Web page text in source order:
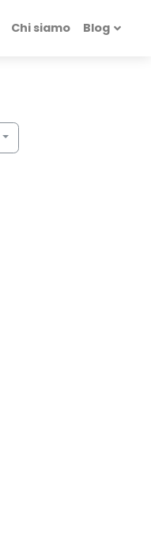
Chi siamo Blog